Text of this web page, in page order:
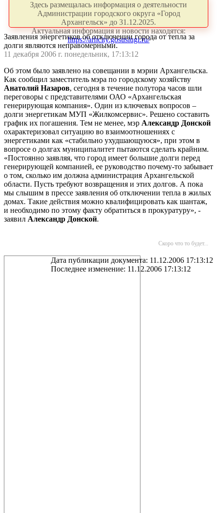
Здесь размещалась информация о деятельности
Администрации городского округа «Город
Архангельск» до 31.12.2025.
Актуальная информация и новости находятся:
https://arhcity.gosuslugi.ru/
Заявления энергетиков об отключении города от тепла за
долги являются неправомерными.
11 декабря 2006 г. понедельник, 17:13:12
Об этом было заявлено на совещании в мэрии Архангельска.
Как сообщил заместитель мэра по городскому хозяйству
Анатолий Назаров, сегодня в течение полутора часов шли
переговоры с представителями ОАО «Архангельская
генерирующая компания». Один из ключевых вопросов –
долги энергетикам МУП «Жилкомсервис». Решено составить
график их погашения. Тем не менее, мэр Александр Донской
охарактеризовал ситуацию во взаимоотношениях с
энергетиками как «стабильно ухудшающуюся», при этом в
вопросе о долгах муниципалитет пытаются сделать крайним.
«Постоянно заявляя, что город имеет большие долги перед
генерирующей компанией, ее руководство почему-то забывает
о том, сколько им должна администрация Архангельской
области. Пусть требуют возвращения и этих долгов. А пока
мы слышим в прессе заявления об отключении тепла в жилых
домах. Такие действия можно квалифицировать как шантаж,
и необходимо по этому факту обратиться в прокуратуру», -
заявил Александр Донской.
Скоро что то будет...
Дата публикации документа: 11.12.2006 17:13:12
Последнее изменение: 11.12.2006 17:13:12